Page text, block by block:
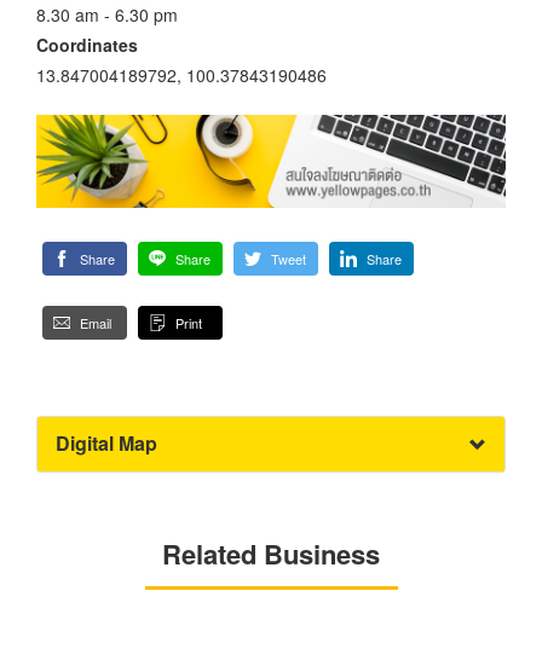
8.30 am - 6.30 pm
Coordinates
13.847004189792, 100.37843190486
Share Share Tweet Share
Email Print
Digital Map
Related Business